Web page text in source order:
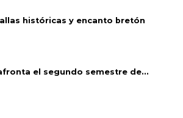
históricas y encanto bretón
el segundo semestre de...